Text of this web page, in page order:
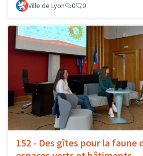
Ville de Lyon 0 0
152 - Des gîtes pour la faune